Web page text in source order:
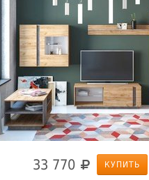
33 770 КУПИТЬ